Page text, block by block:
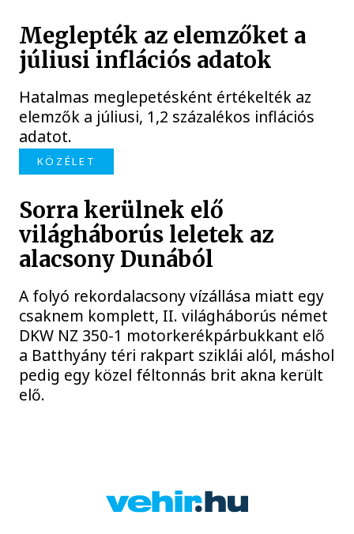
Meglepték az elemzőket a
júliusi inflációs adatok
Hatalmas meglepetésként értékelték az
elemzők a júliusi, 1,2 százalékos inflációs
adatot.
KÖZÉLET
Sorra kerülnek elő
világháborús leletek az
alacsony Dunából
A folyó rekordalacsony vízállása miatt egy
csaknem komplett, II. világháborús német
DKW NZ 350-1 motorkerékpárbukkant elő
a Batthyány téri rakpart sziklái alól, máshol
pedig egy közel féltonnás brit akna került
elő.